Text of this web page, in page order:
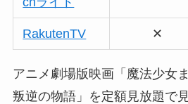
RakutenTV ✕
アニメ劇場版映画「魔法少女
叛逆の物語」を定額見放題で